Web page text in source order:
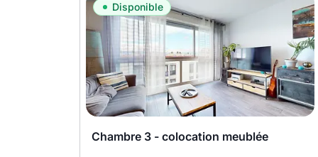
Disponible
Chambre 3 - colocation meublée